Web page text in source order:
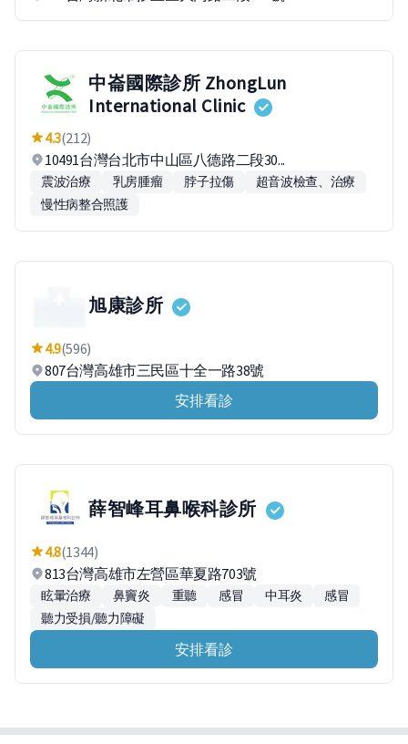
中崙國際診所 ZhongLun
International Clinic
4.3(212)
10491台灣台北市中山區八德路二段30...
震波治療 乳房腫瘤 脖子拉傷
超音波檢查、治療
慢性病整合照護
旭康診所
4.9(596)
807台灣高雄市三民區十全一路38號
安排看診
薛智峰耳鼻喉科診所
4.8(1344)
813台灣高雄市左營區華夏路703號
眩暈治療 鼻竇炎 重聽 感冒 中耳炎
感冒
聽力受損/聽力障礙
安排看診